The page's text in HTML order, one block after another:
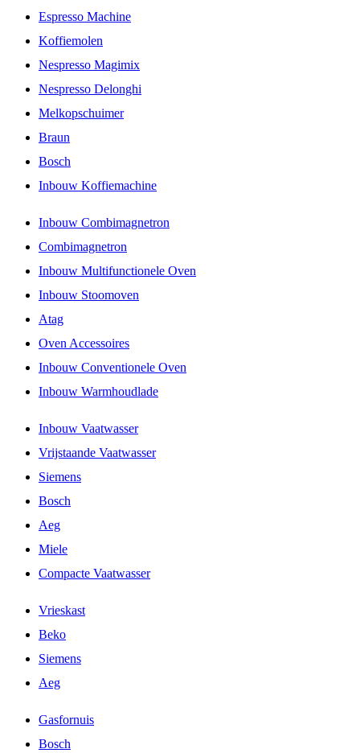
Espresso Machine
Koffiemolen
Nespresso Magimix
Nespresso Delonghi
Melkopschuimer
Braun
Bosch
Inbouw Koffiemachine
Inbouw Combimagnetron
Combimagnetron
Inbouw Multifunctionele Oven
Inbouw Stoomoven
Atag
Oven Accessoires
Inbouw Conventionele Oven
Inbouw Warmhoudlade
Inbouw Vaatwasser
Vrijstaande Vaatwasser
Siemens
Bosch
Aeg
Miele
Compacte Vaatwasser
Vrieskast
Beko
Siemens
Aeg
Gasfornuis
Bosch